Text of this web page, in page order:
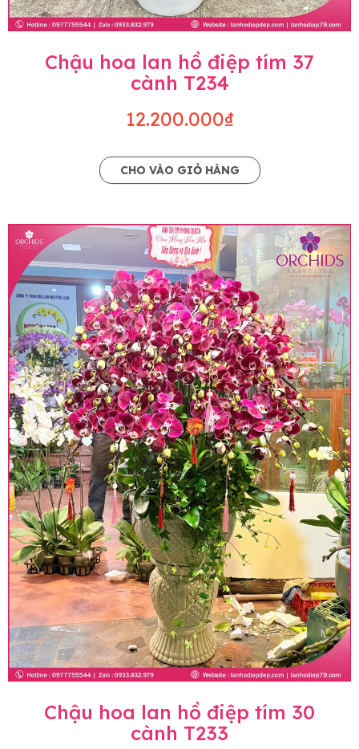
Chậu hoa lan hồ điệp tím 37
cành T234
12.200.000₫
CHO VÀO GIỎ HÀNG
Chậu hoa lan hồ điệp tím 30
cành T233